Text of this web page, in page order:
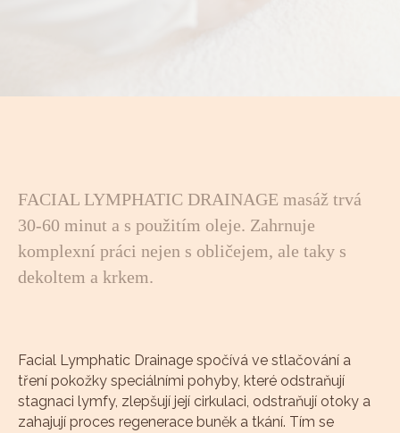
FACIAL LYMPHATIC DRAINAGE masáž trvá
30-60 minut a s použitím oleje. Zahrnuje
komplexní práci nejen s obličejem, ale taky s
dekoltem a krkem.
Facial Lymphatic Drainage spočívá ve stlačování a
tření pokožky speciálními pohyby, které odstraňují
stagnaci lymfy, zlepšují její cirkulaci, odstraňují otoky a
zahajují proces regenerace buněk a tkání. Tím se